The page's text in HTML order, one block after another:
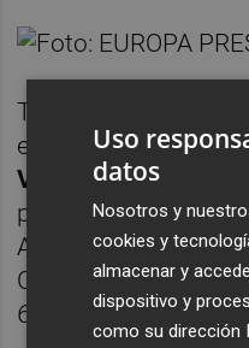
También se
escultórico que
Vergara, el mismo
portada del Palacio
Aguas, sede del
Cerámica y Artes
650 metros del
Uso
datos
Nosotros y
cookies y
almacenar y
dispositivo y
como su dirección